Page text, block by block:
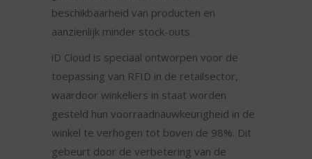
beschikbaarheid van producten en
aanzienlijk minder stock-outs.
iD Cloud is speciaal ontworpen voor de
toepassing van RFID in de retailsector,
waardoor winkeliers in staat worden
gesteld hun voorraadnauwkeurigheid in de
winkel te verhogen tot boven de 98%. Dit
gebeurt door de verbetering van de